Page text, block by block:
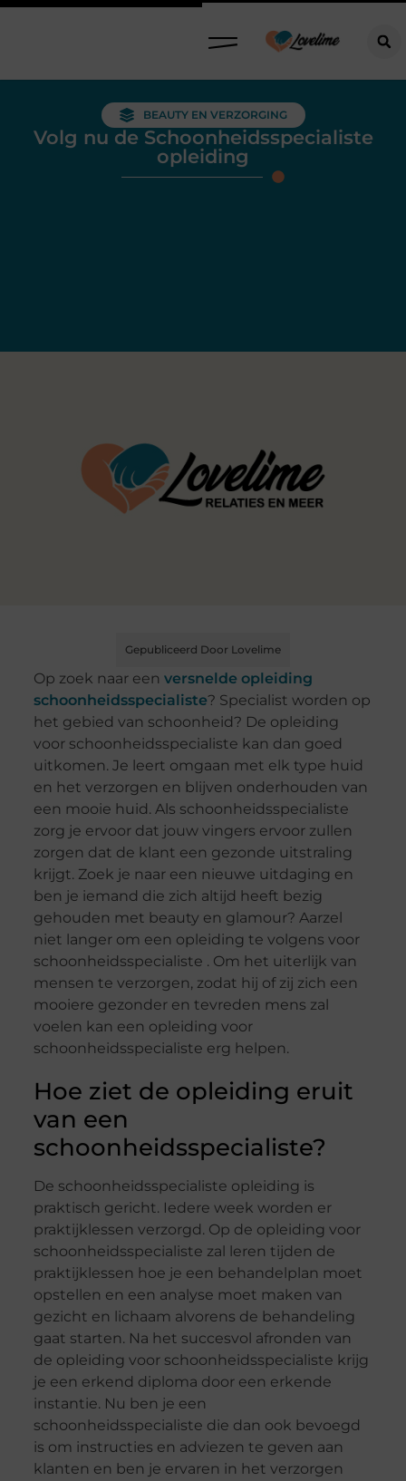
BEAUTY EN VERZORGING
Volg nu de Schoonheidsspecialiste
opleiding
Gepubliceerd Door Lovelime
Op zoek naar een versnelde opleiding
schoonheidsspecialiste? Specialist worden op
het gebied van schoonheid? De opleiding
voor schoonheidsspecialiste kan dan goed
uitkomen. Je leert omgaan met elk type huid
en het verzorgen en blijven onderhouden van
een mooie huid. Als schoonheidsspecialiste
zorg je ervoor dat jouw vingers ervoor zullen
zorgen dat de klant een gezonde uitstraling
krijgt. Zoek je naar een nieuwe uitdaging en
ben je iemand die zich altijd heeft bezig
gehouden met beauty en glamour? Aarzel
niet langer om een opleiding te volgens voor
schoonheidsspecialiste . Om het uiterlijk van
mensen te verzorgen, zodat hij of zij zich een
mooiere gezonder en tevreden mens zal
voelen kan een opleiding voor
schoonheidsspecialiste erg helpen.
Hoe ziet de opleiding eruit
van een
schoonheidsspecialiste?
De schoonheidsspecialiste opleiding is
praktisch gericht. Iedere week worden er
praktijklessen verzorgd. Op de opleiding voor
schoonheidsspecialiste zal leren tijden de
praktijklessen hoe je een behandelplan moet
opstellen en een analyse moet maken van
gezicht en lichaam alvorens de behandeling
gaat starten. Na het succesvol afronden van
de opleiding voor schoonheidsspecialiste krijg
je een erkend diploma door een erkende
instantie. Nu ben je een
schoonheidsspecialiste die dan ook bevoegd
is om instructies en adviezen te geven aan
klanten en ben je ervaren in het verzorgen